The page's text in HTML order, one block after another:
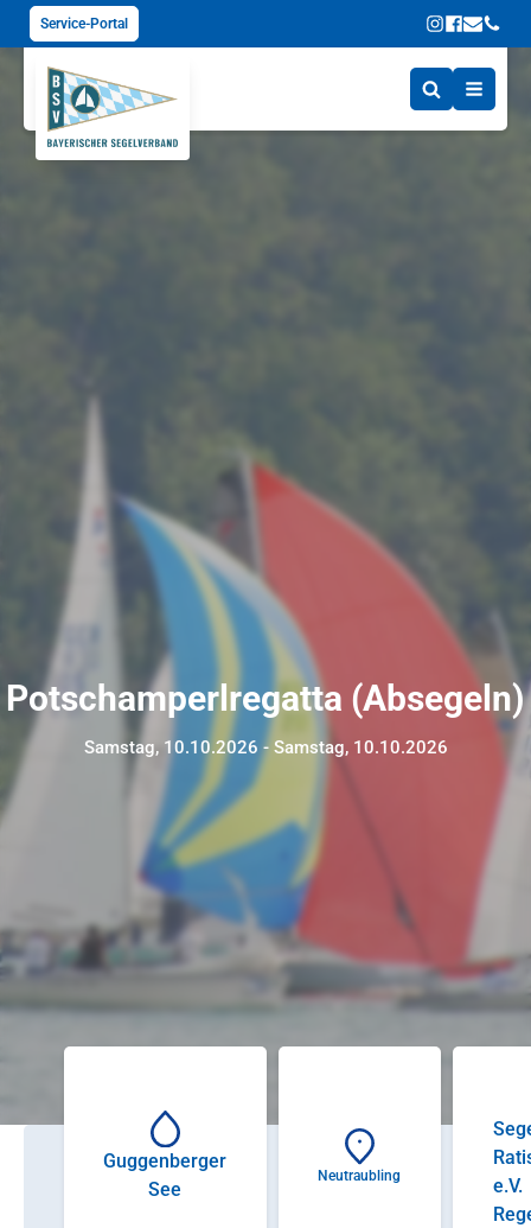
Service-Portal
Potschamperlregatta (Absegeln)
Samstag, 10.10.2026 - Samstag, 10.10.2026
Guggenberger
See
Neutraubling
e.V.